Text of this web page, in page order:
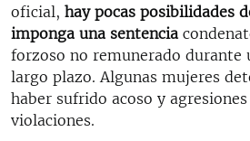
oficial, hay pocas posibilidades
imponga una sentencia
forzoso no remunerado durante
largo plazo. Algunas mujeres
haber sufrido acoso y
violaciones.